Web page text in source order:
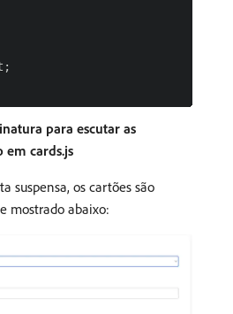
para escutar as
em cards.js
suspensa, os cartões são
mostrado abaixo: